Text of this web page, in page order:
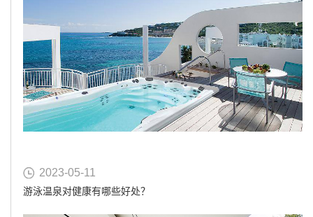
2023-05-11
游泳温泉对健康有哪些好处？